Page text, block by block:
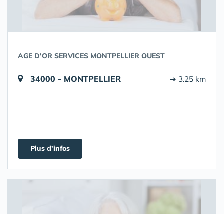
AGE D'OR SERVICES MONTPELLIER OUEST
34000 - MONTPELLIER ➔ 3.25 km
Plus d'infos